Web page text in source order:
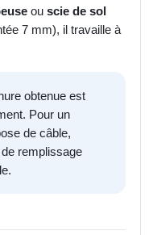
ou scie de sol
7 mm), il travaille à
obtenue est
Pour un
de câble,
remplissage